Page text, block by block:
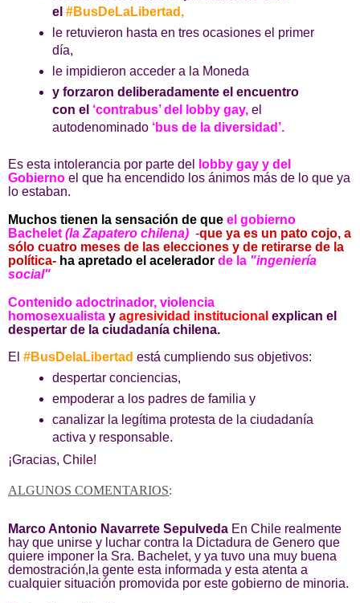
el #BusDeLaLibertad,
le retuvieron hasta en tres ocasiones el primer
día,
le impidieron acceder a la Moneda
y forzaron deliberadamente el encuentro
con el ‘contrabus’ del lobby gay,el
autodenominado ‘bus de la diversidad’.
Es esta intolerancia por parte del
lobby gay y del
Gobierno el que ha encendido los ánimos más de lo que ya
lo estaban.
Muchos tienen la sensación de que el gobierno
Bachelet (la Zapatero chilena) -que ya es un pato cojo, a
sólo cuatro meses de las elecciones y de retirarse de la
política- ha apretado el acelerador de la "ingeniería
social"
Contenido adoctrinador, violencia
homosexualista y agresividad institucional explican el
despertar de la ciudadanía chilena.
El #BusDelaLibertad está cumpliendo sus objetivos:
despertar conciencias,
empoderar a los padres de familia y
canalizar la legítima protesta de la ciudadanía
activa y responsable.
¡Gracias, Chile!
ALGUNOS COMENTARIOS:
Marco Antonio Navarrete Sepulveda En Chile realmente
hay que unirse y luchar contra la Dictadura de Genero que
quiere imponer la Sra. Bachelet, y ya tuvo una muy buena
demostración,la gente esta informada y esta atenta a
cualquier situación promovida por este gobierno de minoria.